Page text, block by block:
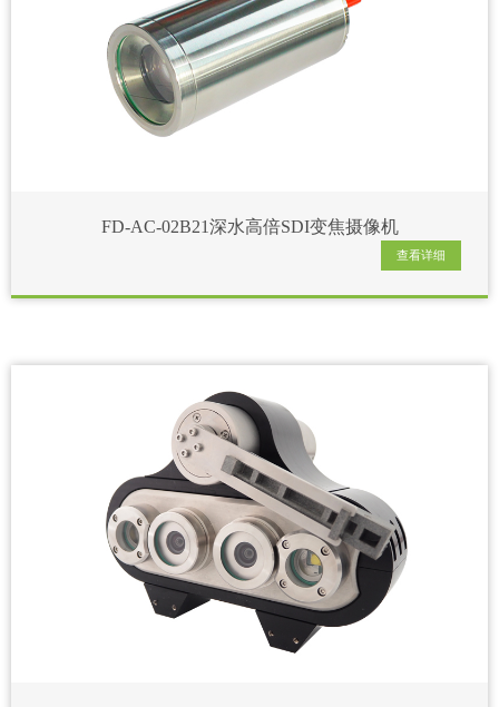
FD-AC-02B21深水高倍SDI变焦摄像机
查看详细